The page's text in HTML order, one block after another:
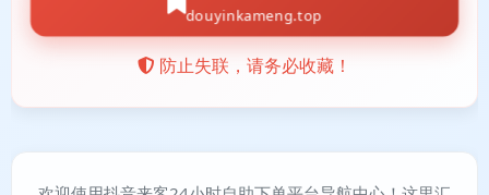
douyinkameng.top
防止失联，请务必收藏！